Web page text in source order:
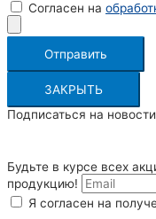
Согласен на
Отправить
ЗАКРЫТЬ
Подписаться на новости
Будьте в курсе всех
продукцию!
Я согласен на